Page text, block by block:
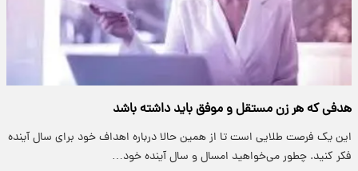
هدفی که هر زن مستقل و موفق باید داشته باشد
این یک فرصت طلایی است تا از همین حالا درباره اهداف خود برای سال آینده
فکر کنید. چطور می‌خواهید امسال و سال آینده خود…